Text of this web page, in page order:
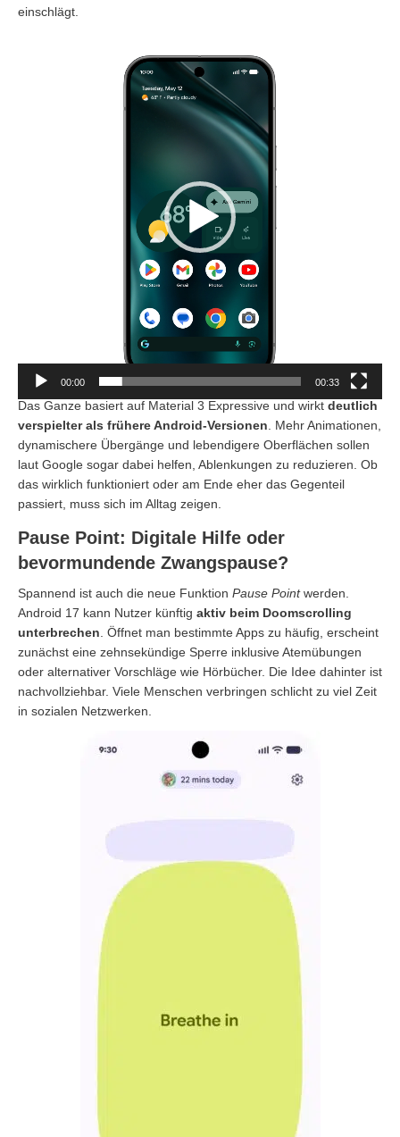
einschlägt.
00:00 00:33
Das Ganze basiert auf Material 3 Expressive und wirkt deutlich
verspielter als frühere Android-Versionen . Mehr Animationen,
dynamischere Übergänge und lebendigere Oberflächen sollen
laut Google sogar dabei helfen, Ablenkungen zu reduzieren. Ob
das wirklich funktioniert oder am Ende eher das Gegenteil
passiert, muss sich im Alltag zeigen.
Pause Point: Digitale Hilfe oder
bevormundende Zwangspause?
Spannend ist auch die neue Funktion Pause Pointwerden.
Android 17 kann Nutzer künftig aktiv beim Doomscrolling
unterbrechen . Öffnet man bestimmte Apps zu häufig, erscheint
zunächst eine zehnsekündige Sperre inklusive Atemübungen
oder alternativer Vorschläge wie Hörbücher. Die Idee dahinter ist
nachvollziehbar. Viele Menschen verbringen schlicht zu viel Zeit
in sozialen Netzwerken.